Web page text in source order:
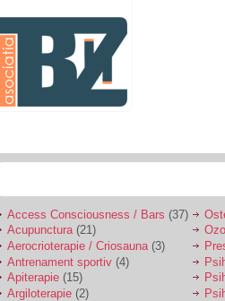
agresiva, orice
greseala era taxata cu
o palma sau pedepse.
De 4 ani am o relatie
serioasa cu un barbat
sa se manifeste o
Ma aflu aici pentru ca
vreau sa stiu daca am
nevoie de un psiholog
sau psihiatru.
Access Consciousness / Bars (37)
Acupunctura(21)
Aerocrioterapie / Criosauna (3)
Antrenament sportiv (4)
Apiterapie (15)
Argiloterapie (2)